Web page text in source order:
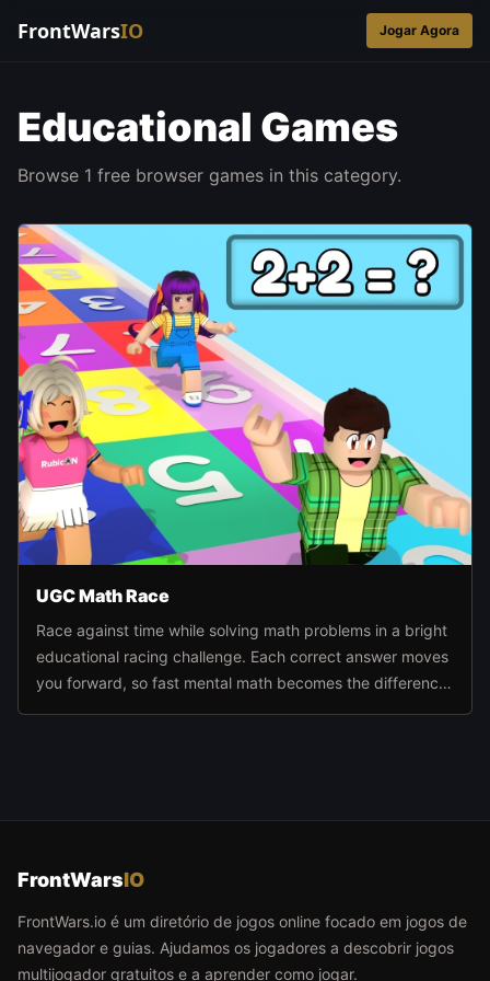
FrontWarsIO Jogar Agora
Educational Games
Browse 1 free browser games in this category.
UGC Math Race
Race against time while solving math problems in a bright
educational racing challenge. Each correct answer moves
you forward, so fast mental math becomes the difference
FrontWarsIO
FrontWars.io é um diretório de jogos online focado em jogos de
navegador e guias. Ajudamos os jogadores a descobrir jogos
multijogador gratuitos e a aprender como jogar.